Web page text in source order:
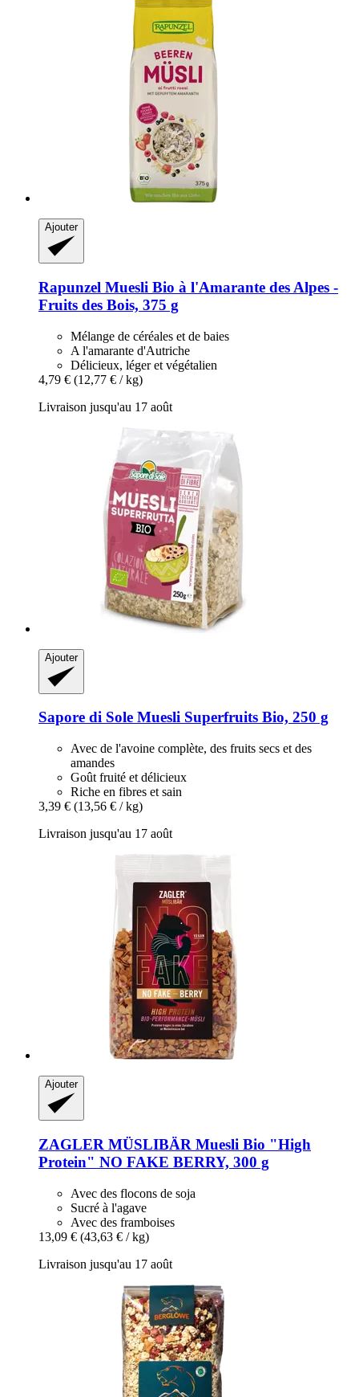
Ajouter
Rapunzel Muesli Bio à l'Amarante des Alpes -​
Fruits des Bois, 375 g
Mélange de céréales et de baies
A l'amarante d'Autriche
Délicieux, léger et végétalien
4,79 € (12,77 € / kg)
Livraison jusqu'au 17 août
Ajouter
Sapore di Sole Muesli Superfruits Bio, 250 g
Avec de l'avoine complète, des fruits secs et des
amandes
Goût fruité et délicieux
Riche en fibres et sain
3,39 € (13,56 € / kg)
Livraison jusqu'au 17 août
Ajouter
ZAGLER MÜSLIBÄR Muesli Bio "High
Protein" NO FAKE BERRY, 300 g
Avec des flocons de soja
Sucré à l'agave
Avec des framboises
13,09 € (43,63 € / kg)
Livraison jusqu'au 17 août